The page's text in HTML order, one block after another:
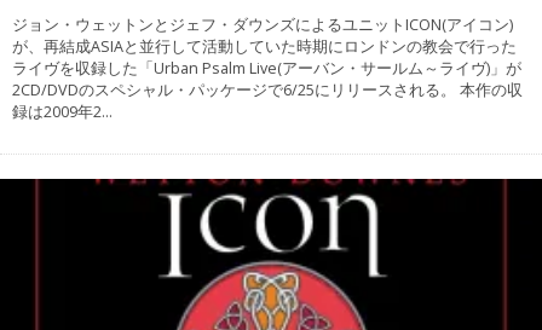
ジョン・ウェットンとジェフ・ダウンズによるユニットICON(アイコン)
が、再結成ASIAと並行して活動していた時期にロンドンの教会で行った
ライヴを収録した「Urban Psalm Live(アーバン・サールム～ライヴ)」が
2CD/DVDのスペシャル・パッケージで6/25にリリースされる。 本作の収
録は2009年2...